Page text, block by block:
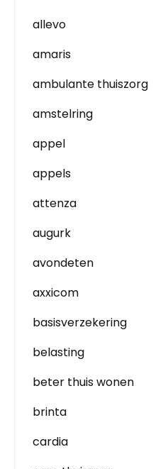
allevo
amaris
ambulante thuiszorg
amstelring
appel
appels
attenza
augurk
avondeten
axxicom
basisverzekering
belasting
beter thuis wonen
brinta
cardia